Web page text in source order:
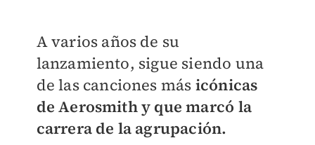
A varios años de su
lanzamiento, sigue siendo una
de las canciones más icónicas
de Aerosmith y que marcó la
carrera de la agrupación.